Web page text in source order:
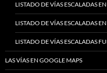
LISTADO DE VÍAS ESCALADAS
LISTADO DE VÍAS ESCALADAS
LISTADO DE VÍAS ESCALADAS
LAS VÍAS EN GOOGLE MAPS